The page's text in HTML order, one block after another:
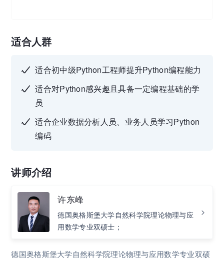
适合人群
适合初中级Python工程师提升Python编程能力
适合对Python感兴趣且具备一定编程基础的学
员
适合企业数据分析人员、业务人员学习Python
编码
讲师介绍
许东峰
德国奥格斯堡大学自然科学院理论物理与应
用数学专业双硕士；
德国奥格斯堡大学自然科学院理论物理与应用数学专业双硕